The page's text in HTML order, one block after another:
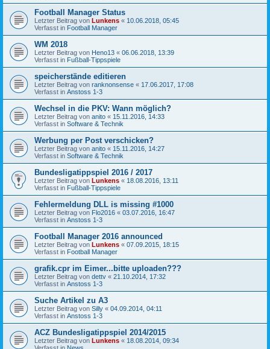
Football Manager Status
Letzter Beitrag von Lunkens « 10.06.2018, 05:45
Verfasst in Football Manager
WM 2018
Letzter Beitrag von Heno13 « 06.06.2018, 13:39
Verfasst in Fußball-Tippspiele
speicherstände editieren
Letzter Beitrag von ranknonsense « 17.06.2017, 17:08
Verfasst in Anstoss 1-3
Wechsel in die PKV: Wann möglich?
Letzter Beitrag von anito « 15.11.2016, 14:33
Verfasst in Software & Technik
Werbung per Post verschicken?
Letzter Beitrag von anito « 15.11.2016, 14:27
Verfasst in Software & Technik
Bundesligatippspiel 2016 / 2017
Letzter Beitrag von Lunkens « 18.08.2016, 13:11
Verfasst in Fußball-Tippspiele
Fehlermeldung DLL is missing #1000
Letzter Beitrag von Flo2016 « 03.07.2016, 16:47
Verfasst in Anstoss 1-3
Football Manager 2016 announced
Letzter Beitrag von Lunkens « 07.09.2015, 18:15
Verfasst in Football Manager
grafik.cpr im Eimer...bitte uploaden???
Letzter Beitrag von dettv « 21.10.2014, 17:32
Verfasst in Anstoss 1-3
Suche Artikel zu A3
Letzter Beitrag von Silly « 04.09.2014, 04:11
Verfasst in Anstoss 1-3
ACZ Bundesligatippspiel 2014/2015
Letzter Beitrag von Lunkens « 18.08.2014, 09:34
Verfasst in News